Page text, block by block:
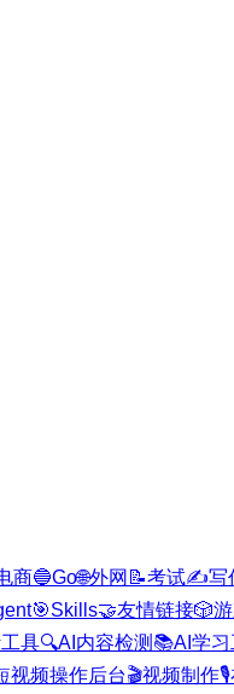
商🔵Go🌐外网 📝考试✍️写
🎯Skills🤝友情链接🎲
具🔍AI内容检测 📚AI学
视频操作后台🎬视频制作🎙️